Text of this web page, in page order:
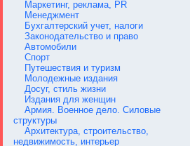
Маркетинг, реклама, PR
Менеджмент
Бухгалтерский учет, налоги
Законодательство и право
Автомобили
Спорт
Путешествия и туризм
Молодежные издания
Досуг, стиль жизни
Издания для женщин
Армия. Военное дело. Силовые
структуры
Архитектура, строительство,
недвижимость, интерьер